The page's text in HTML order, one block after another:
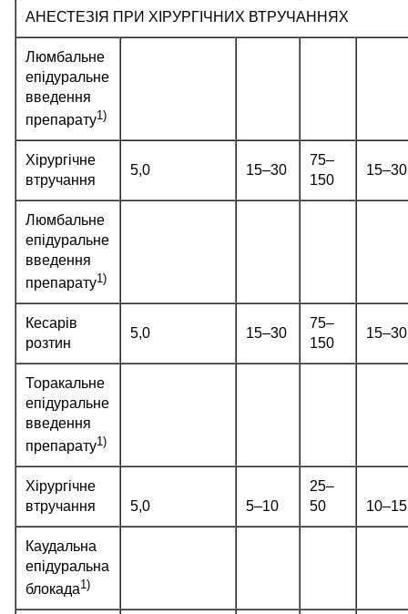
АНЕСТЕЗІЯ ПРИ ХІРУРГІЧНИХ ВТРУЧАННЯХ
Люмбальне
епідуральне
введення
препарату1)
Хірургічне
втручання
5,0 15‒30
75‒
150
15‒30
Люмбальне
епідуральне
введення
препарату1)
Кесарів
розтин
5,0 15‒30
75‒
150
15‒30
Торакальне
епідуральне
введення
препарату1)
Хірургічне
втручання
5,0 5‒10
25‒
50
10‒15
Каудальна
епідуральна
блокада1)